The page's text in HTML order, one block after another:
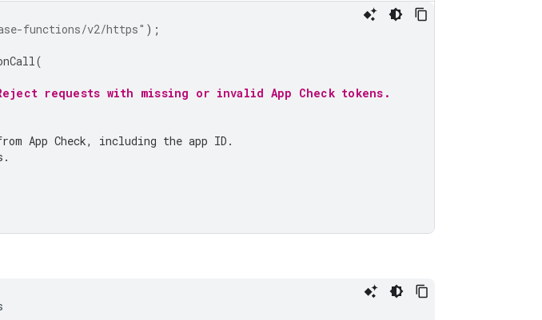
functions/v2/https" );
(
requests with missing or invalid App Check tokens.
App Check, including the app ID.